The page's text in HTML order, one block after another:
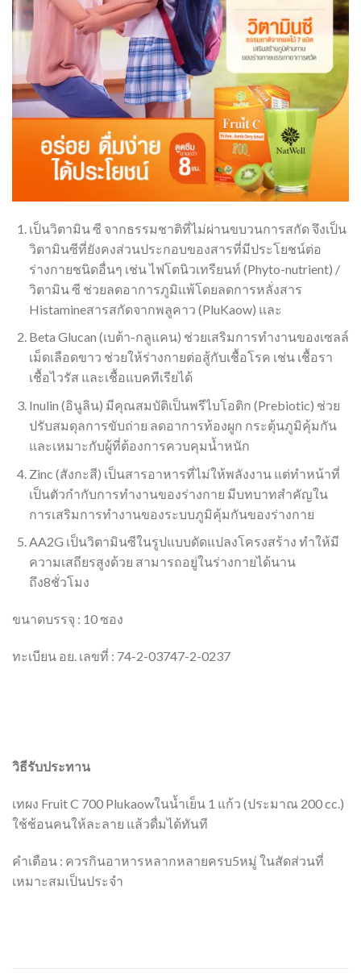
เป็นวิตามิน ซี จากธรรมชาติที่ไม่ผ่านขบวนการสกัด จึงเป็น
วิตามินซีที่ยังคงส่วนประกอบของสารที่มีประโยชน์ต่อ
ร่างกายชนิดอื่นๆ เช่น ไฟโตนิวเทรียนท์ (Phyto-nutrient) /
วิตามิน ซี ช่วยลดอาการภูมิแพ้โดยลดการหลั่งสาร
Histamineสารสกัดจากพลูคาว (PluKaow) และ
Beta Glucan (เบต้า-กลูแคน) ช่วยเสริมการทำงานของเซลล์
เม็ดเลือดขาว ช่วยให้ร่างกายต่อสู้กับเชื้อโรค เช่น เชื้อรา
เชื้อไวรัส และเชื้อแบคทีเรียได้
Inulin (อินูลิน) มีคุณสมบัติเป็นพรีไบโอติก (Prebiotic) ช่วย
ปรับสมดุลการขับถ่าย ลดอาการท้องผูก กระตุ้นภูมิคุ้มกัน
และเหมาะกับผู้ที่ต้องการควบคุมน้ำหนัก
Zinc (สังกะสี) เป็นสารอาหารที่ไม่ให้พลังงาน แต่ทำหน้าที่
เป็นตัวกำกับการทำงานของร่างกาย มีบทบาทสำคัญใน
การเสริมการทำงานของระบบภูมิคุ้มกันของร่างกาย
AA2G เป็นวิตามินซีในรูปแบบดัดแปลงโครงสร้าง ทำให้มี
ความเสถียรสูงด้วย สามารถอยู่ในร่างกายได้นาน
ถึง8ชั่วโมง
ขนาดบรรจุ : 10 ซอง
ทะเบียน อย. เลขที่ : 74-2-03747-2-0237
วิธีรับประทาน
เทผง Fruit C 700 Plukaowในน้ำเย็น 1 แก้ว (ประมาณ 200 cc.)
ใช้ช้อนคนให้ละลาย แล้วดื่มได้ทันที
คำเตือน : ควรกินอาหารหลากหลายครบ5หมู่ ในสัดส่วนที่
เหมาะสมเป็นประจำ